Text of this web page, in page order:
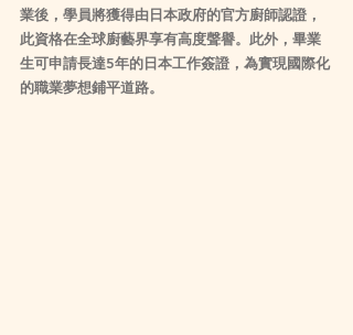
業後，學員將獲得由日本政府的官方廚師認證，
此資格在全球廚藝界享有高度聲譽。此外，畢業
生可申請長達5年的日本工作簽證，為實現國際化
的職業夢想鋪平道路。